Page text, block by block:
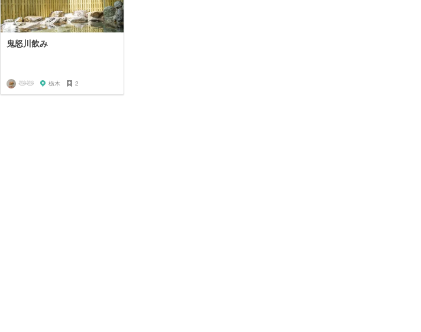
鬼怒川飲み
𓅸𓅸 栃木 2